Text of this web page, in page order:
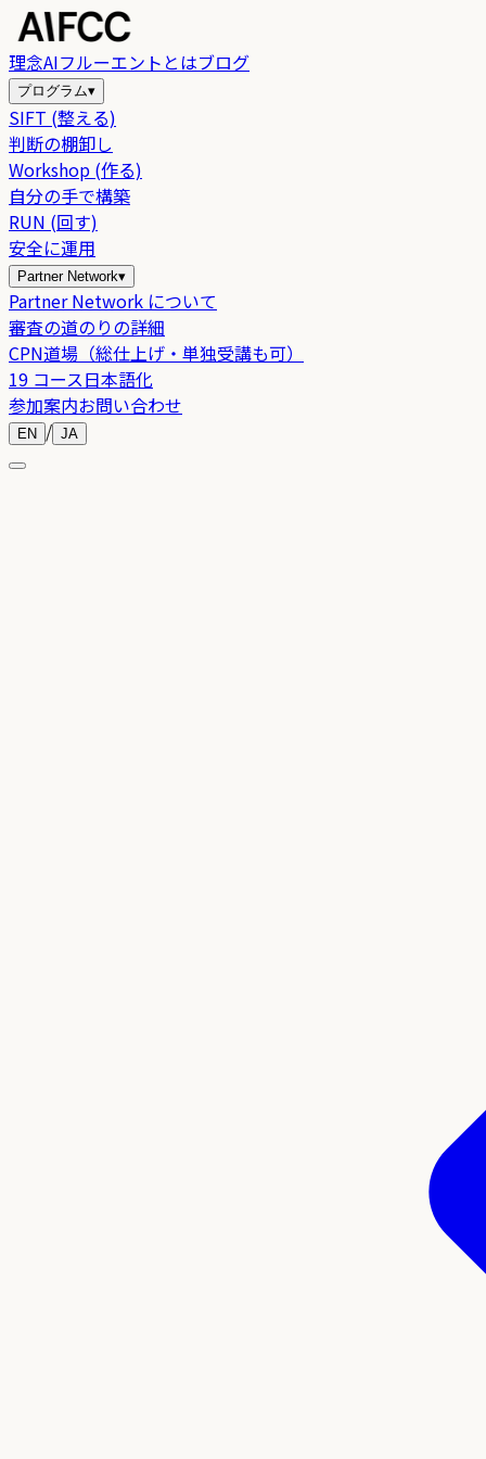
理念AIフルーエントとはブログ
プログラム▾
SIFT (整える)
判断の棚卸し
Workshop (作る)
自分の手で構築
RUN (回す)
安全に運用
Partner Network▾
Partner Network について
審査の道のりの詳細
CPN道場（総仕上げ・単独受講も可）
19 コース日本語化
参加案内お問い合わせ
EN / JA